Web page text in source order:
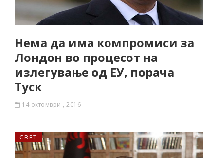
Нема да има компромиси за
Лондон во процесот на
излегување од ЕУ, порача
Туск
14 октомври , 2016
СВЕТ